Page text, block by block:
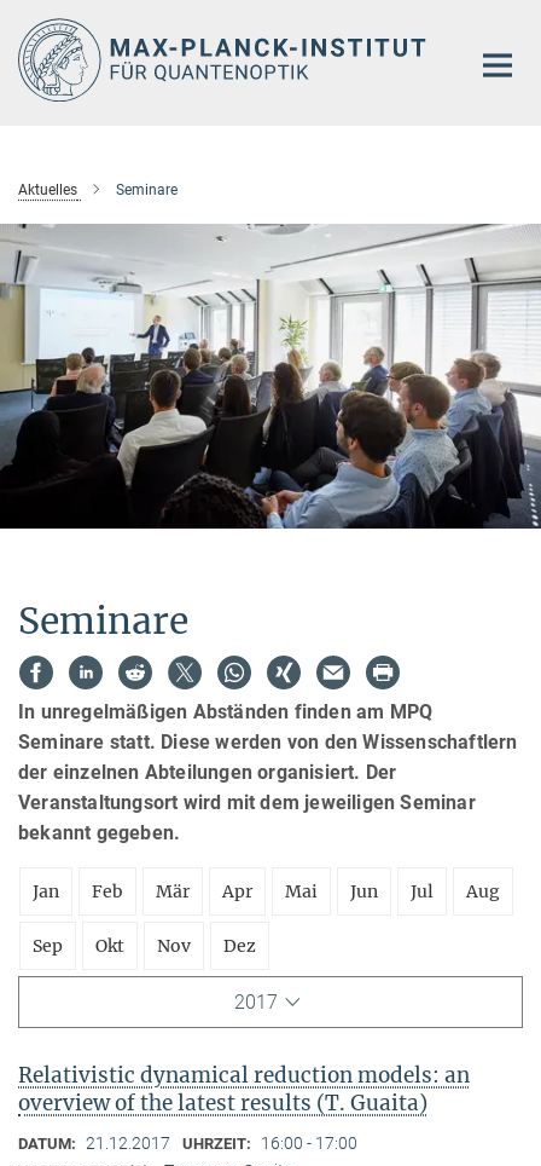
Hauptinhalt
Aktuelles Seminare
Seminare
In unregelmäßigen Abständen finden am MPQ
Seminare statt. Diese werden von den Wissenschaftlern
der einzelnen Abteilungen organisiert. Der
Veranstaltungsort wird mit dem jeweiligen Seminar
bekannt gegeben.
Jan Feb Mär Apr Mai Jun Jul Aug
Sep Okt Nov Dez
2017
Relativistic dynamical reduction models: an
overview of the latest results (T. Guaita)
DATUM: 21.12.2017 UHRZEIT: 16:00 - 17:00